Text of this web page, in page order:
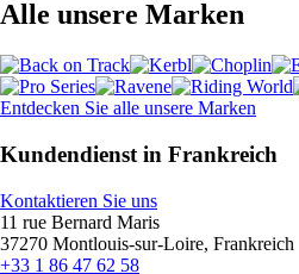
Alle unsere Marken
Entdecken Sie alle unsere Marken
Kundendienst in Frankreich
Kontaktieren Sie uns
11 rue Bernard Maris
37270 Montlouis-sur-Loire, Frankreich
+33 1 86 47 62 58